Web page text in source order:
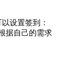
设置签到：
据自己的需求